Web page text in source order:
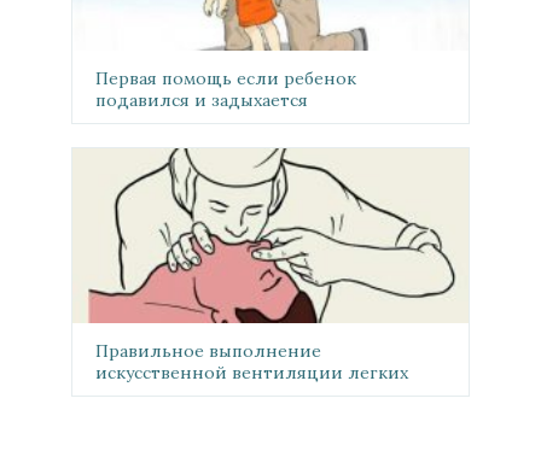
Первая помощь если ребенок
подавился и задыхается
Правильное выполнение
искусственной вентиляции легких